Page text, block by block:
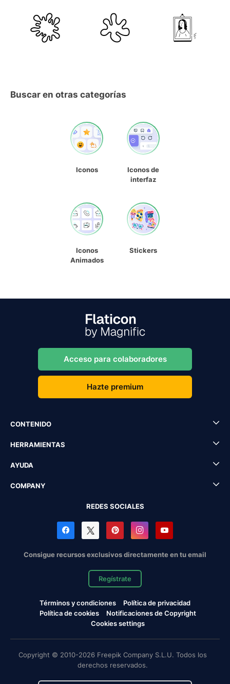
Buscar en otras categorías
Iconos
Iconos de
interfaz
Iconos
Animados
Stickers
Acceso para colaboradores
Hazte premium
CONTENIDO
HERRAMIENTAS
AYUDA
COMPANY
REDES SOCIALES
Consigue recursos exclusivos directamente en tu email
Regístrate
Términos y condiciones
Política de privacidad
Política de cookies
Notificaciones de Copyright
Cookies settings
Copyright © 2010-2026 Freepik Company S.L.U. Todos los
derechos reservados.